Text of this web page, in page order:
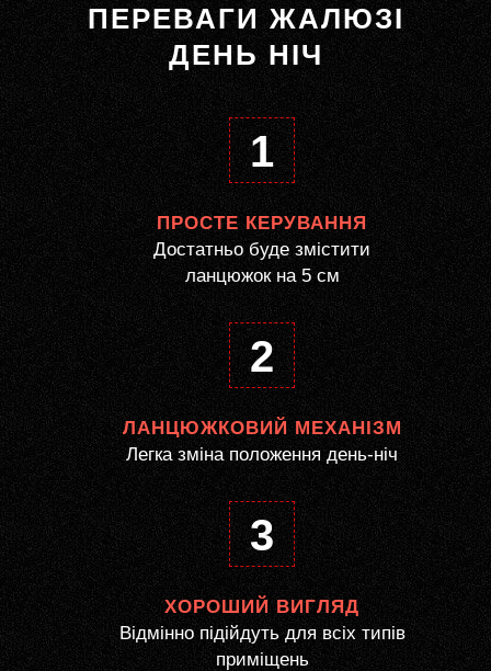
ПЕРЕВАГИ ЖАЛЮЗІ
ДЕНЬ НІЧ
1
ПРОСТЕ КЕРУВАННЯ
Достатньо буде змістити
ланцюжок на 5 см
2
ЛАНЦЮЖКОВИЙ МЕХАНІЗМ
Легка зміна положення день-ніч
3
ХОРОШИЙ ВИГЛЯД
Відмінно підійдуть для всіх типів
приміщень